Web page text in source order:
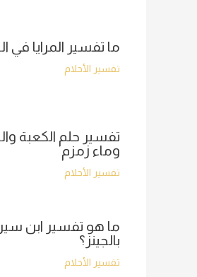
ما تفسير المرايا في
تفسير الأحلام
تفسير حلم الكعبة
وماء زمزم
تفسير الأحلام
ما هو تفسير ابن
بالجينز؟
تفسير الأحلام